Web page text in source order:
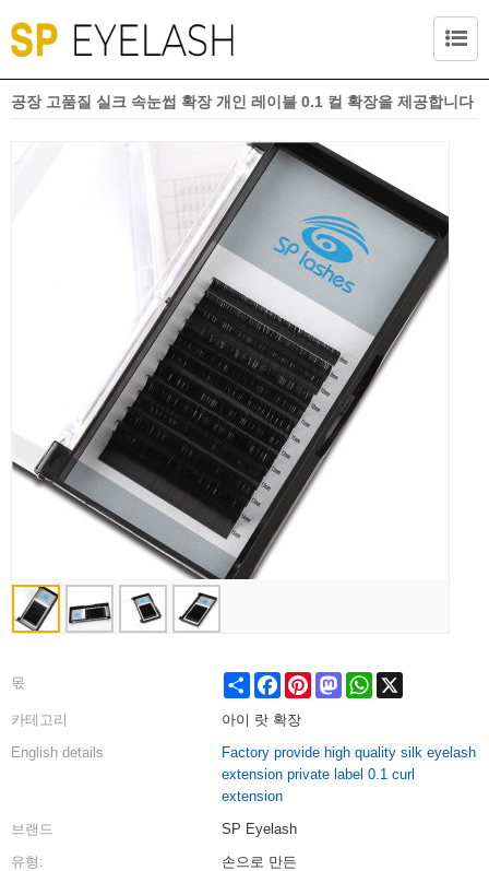
공장 고품질 실크 속눈썹 확장 개인 레이블 0.1 컬 확장을 제공합니다
몫 Share FacebookPinterestMastodonWhatsApp
카테고리
아이 랏 확장
English details
Factory provide high quality silk eyelash
extension private label 0.1 curl
extension
브랜드
SP Eyelash
유형:
손으로 만든